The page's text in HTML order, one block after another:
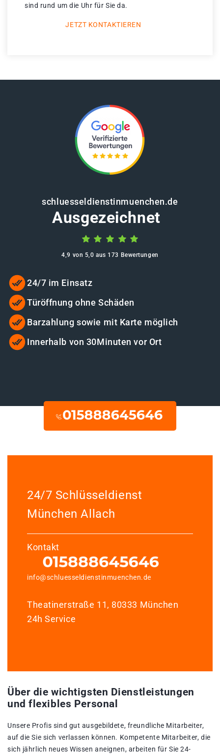
sind rund um die Uhr für Sie da.
JETZT KONTAKTIEREN
schluesseldienstinmuenchen.de
Ausgezeichnet
4,9 von 5,0 aus 173 Bewertungen
24/7 im Einsatz
Türöffnung ohne Schäden
Barzahlung sowie mit Karte möglich
Innerhalb von 30Minuten vor Ort
24/7 Schlüsseldienst
München Allach
Kontakt
info@schluesseldienstinmuenchen.de
Theatinerstraße 11, 80333 München
24h Service
Über die wichtigsten Dienstleistungen
und flexibles Personal
Unsere Profis sind gut ausgebildete, freundliche Mitarbeiter,
auf die Sie sich verlassen können. Kompetente Mitarbeiter, die
sich jährlich neues Wissen aneignen, arbeiten für Sie 24-